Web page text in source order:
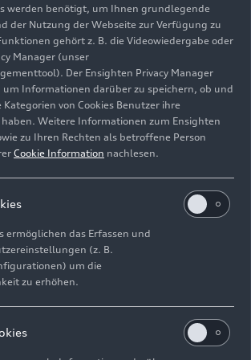
mit elektrohydraulischer
· Copyright: AUDI AG
für Pressezwecke honorarfrei
Hinweisgebersystem
werden benötigt, um Ihnen grundlegende
der Nutzung der Webseite zur Verfügung zu
gehört z. B. die Videowiedergabe oder
Manager (unser
Der Ensighten Privacy Manager
um Informationen darüber zu speichern, ob und
von Cookies Benutzer ihre
Weitere Informationen zum Ensighten
zu Ihren Rechten als betroffene Person
Cookie Information nachlesen.
ermöglichen das Erfassen und
(z. B.
um die
zu erhöhen.